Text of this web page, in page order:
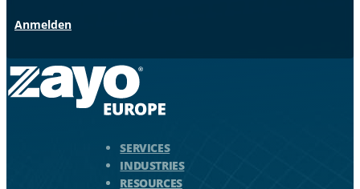
Anmelden
SERVICES
INDUSTRIES
RESOURCES